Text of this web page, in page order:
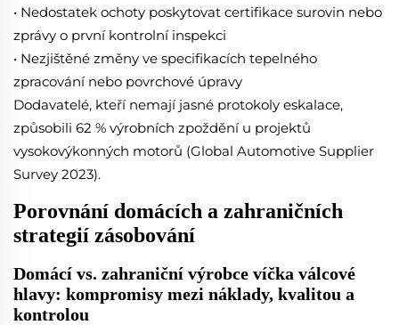
• Nedostatek ochoty poskytovat certifikace surovin nebo
zprávy o první kontrolní inspekci
• Nezjištěné změny ve specifikacích tepelného
zpracování nebo povrchové úpravy
Dodavatelé, kteří nemají jasné protokoly eskalace,
způsobili 62 % výrobních zpoždění u projektů
vysokovýkonných motorů (Global Automotive Supplier
Survey 2023).
Porovnání domácích a zahraničních
strategií zásobování
Domácí vs. zahraniční výrobce víčka válcové
hlavy: kompromisy mezi náklady, kvalitou a
kontrolou